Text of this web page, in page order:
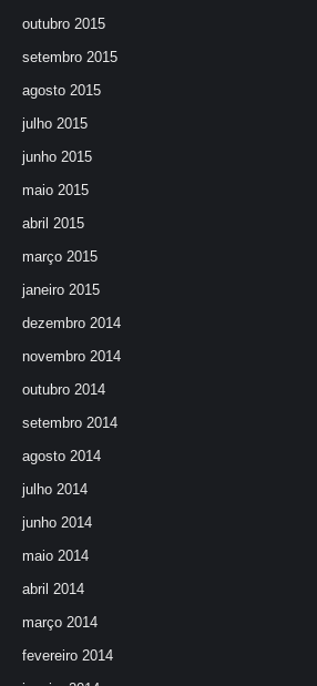
outubro 2015
setembro 2015
agosto 2015
julho 2015
junho 2015
maio 2015
abril 2015
março 2015
janeiro 2015
dezembro 2014
novembro 2014
outubro 2014
setembro 2014
agosto 2014
julho 2014
junho 2014
maio 2014
abril 2014
março 2014
fevereiro 2014